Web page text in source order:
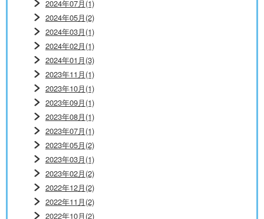
2024年07月(1)
2024年05月(2)
2024年03月(1)
2024年02月(1)
2024年01月(3)
2023年11月(1)
2023年10月(1)
2023年09月(1)
2023年08月(1)
2023年07月(1)
2023年05月(2)
2023年03月(1)
2023年02月(2)
2022年12月(2)
2022年11月(2)
2022年10月(2)